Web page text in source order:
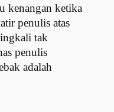
kenangan ketika
penulis atas
tak
penulis
adalah